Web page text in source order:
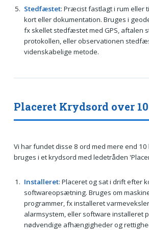
Stedfæstet: Præcist fastlagt i rum eller
kort eller dokumentation. Bruges i
fx skellet stedfæstet med GPS, aftalen
protokollen, eller observationen
videnskabelige metode.
Placeret Krydsord over
Vi har fundet disse 8 ord med mere end
bruges i et krydsord med ledetråden
Installeret: Placeret og sat i drift efter
softwareopsætning. Bruges om
programmer, fx installeret
alarmsystem, eller software installeret
nødvendige afhængigheder og